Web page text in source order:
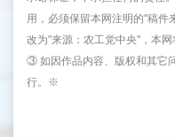
用，必须保留本网注明的"稿件
改为"来源：农工党中央"，本网
③ 如因作品内容、版权和其它
行。※